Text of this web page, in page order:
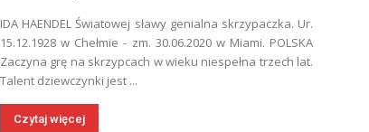
IDA HAENDEL Światowej sławy genialna skrzypaczka. Ur.
15.12.1928 w Chełmie - zm. 30.06.2020 w Miami. POLSKA
Zaczyna grę na skrzypcach w wieku niespełna trzech lat.
Talent dziewczynki jest ...
Czytaj więcej